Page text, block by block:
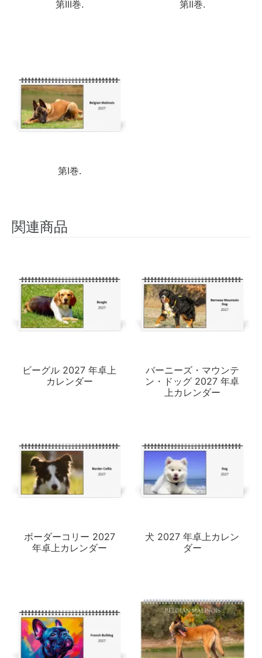
第III巻. 第II巻.
第I巻.
関連商品
ビーグル 2027 年卓上
カレンダー
バーニーズ・マウンテ
ン・ドッグ 2027 年卓
上カレンダー
ボーダーコリー 2027
年卓上カレンダー
犬 2027 年卓上カレン
ダー